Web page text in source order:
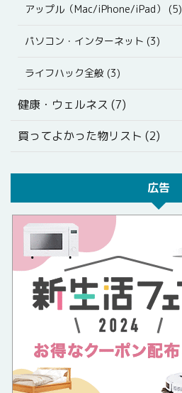
アップル（Mac/iPhone/iPad） (5)
パソコン・インターネット (3)
ライフハック全般 (3)
健康・ウェルネス (7)
買ってよかった物リスト (2)
広告